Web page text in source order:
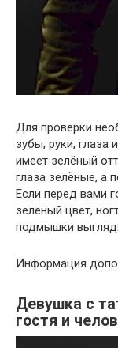
Для проверки
зубы, руки, глаза
имеет зелёный
глаза зелёные, а
Если перед вами
зелёный цвет,
подмышки
Информация
Девушка с
гостя и